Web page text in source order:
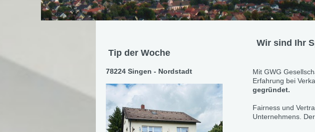
Wir sind Ihr
Mit GWG
Erfahrung bei
gegründet.
Fairness und
Unternehmens.
Tip der Woche
78224 Singen - Nordstadt